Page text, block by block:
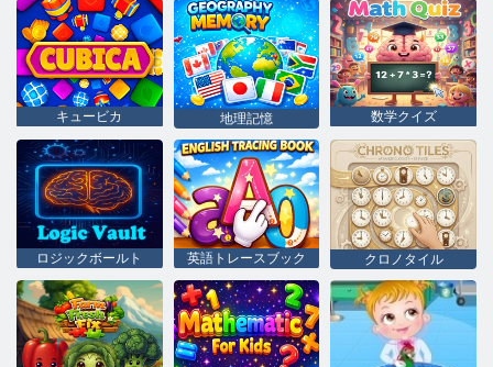
キュービカ 地理記憶 数学クイズ
ロジックボールト 英語トレースブック クロノタイル